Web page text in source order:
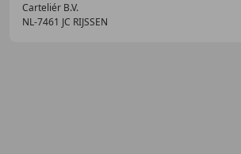
Carteliér B.V.
NL-7461 JC RIJSSEN